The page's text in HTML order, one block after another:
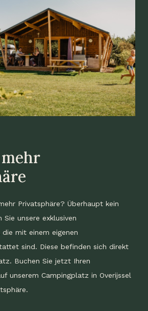
Privatsphäre? Überhaupt kein
unsere exklusiven
mit einem eigenen
sind. Diese befinden sich direkt
Buchen Sie jetzt Ihren
unserem Campingplatz in Overijssel